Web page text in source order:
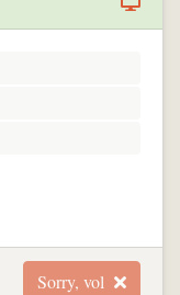
Sorry, vol